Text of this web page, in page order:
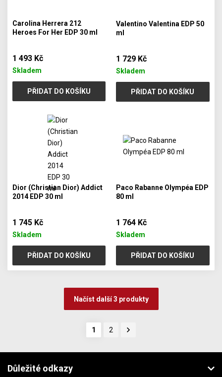
Carolina Herrera 212
Heroes For Her EDP 30 ml
1 493 Kč
Skladem
PŘIDAT DO KOŠÍKU
Valentino Valentina EDP 50
ml
1 729 Kč
Skladem
PŘIDAT DO KOŠÍKU
Dior (Christian Dior) Addict
2014 EDP 30 ml
1 745 Kč
Skladem
PŘIDAT DO KOŠÍKU
Paco Rabanne Olympéa EDP
80 ml
1 764 Kč
Skladem
PŘIDAT DO KOŠÍKU
Načíst další 3 produkty
1 2
Důležité odkazy